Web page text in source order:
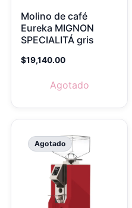
Molino de café
Eureka MIGNON
SPECIALITÁ gris
$19,140.00
Agotado
Agotado